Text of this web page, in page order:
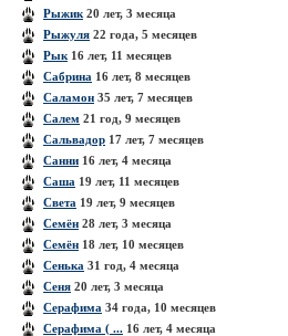
Рыжик 20 лет, 3 месяца
Рыжуля 22 года, 5 месяцев
Рык 16 лет, 11 месяцев
Сабрина 16 лет, 8 месяцев
Саламон 35 лет, 7 месяцев
Салем 21 год, 9 месяцев
Сальвадор 17 лет, 7 месяцев
Санни 16 лет, 4 месяца
Саша 19 лет, 11 месяцев
Света 19 лет, 9 месяцев
Семён 28 лет, 3 месяца
Семён 18 лет, 10 месяцев
Сенька 31 год, 4 месяца
Сеня 20 лет, 3 месяца
Серафима 34 года, 10 месяцев
Серафима ( ... 16 лет, 4 месяца